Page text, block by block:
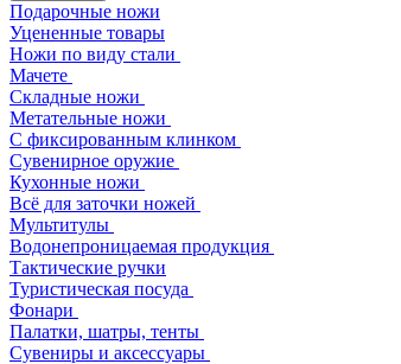
Подарочные ножи
Уцененные товары
Ножи по виду стали
Мачете
Складные ножи
Метательные ножи
С фиксированным клинком
Сувенирное оружие
Кухонные ножи
Всё для заточки ножей
Мультитулы
Водонепроницаемая продукция
Тактические ручки
Туристическая посуда
Фонари
Палатки, шатры, тенты
Сувениры и аксессуары